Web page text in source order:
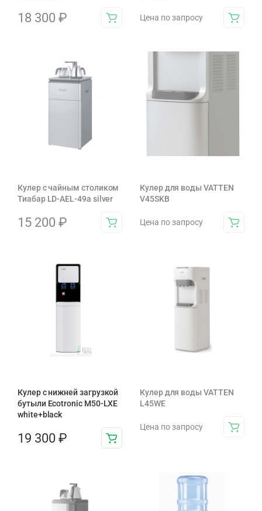
18 300 ₽ Цена по запросу
Кулер с чайным столиком
Тиабар LD-AEL-49a silver
15 200 ₽
Кулер для воды VATTEN
V45SKB
Цена по запросу
Кулер с нижней загрузкой
бутыли Ecotronic M50-LXE
white+black
19 300 ₽
Кулер для воды VATTEN
L45WE
Цена по запросу